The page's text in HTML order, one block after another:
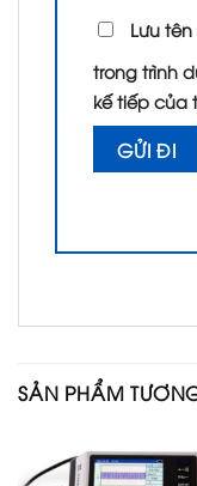
Lưu
trong trình
kế tiếp của
SẢN PHẨM